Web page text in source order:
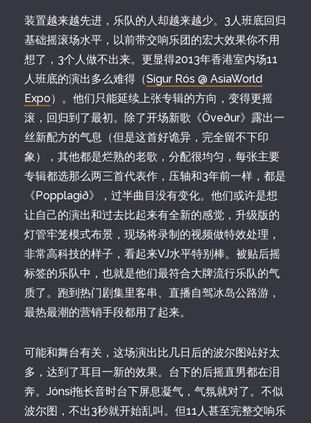
装置越来越先进，乐队的人却越来越少。3人班底回归
基础摇滚场水平，以前带交响乐团的宏大效果你不用
想了，3个人做不出来。更显得2013年香港室内场11
人班底的演出多么难得（Sigur Rós @ AsiaWorld
Expo）。他们只能延续上张专辑的方向，变得更摇
滚，回归到了最初。除了开场新歌《Óveður》露出一
丝新配方的气息（但是这首好诡异，完全留不下印
象），其他都是烂熟的老歌，分配很均匀，每张主要
专辑都选那么两三首代表作，压轴和3年前一样，都是
《Popplagið》，过半曲目没有变化。他们或许是想
让自己的演出和过去比起来有全新的感觉，升级版的
灯管牢笼模式布景，现场将录制的视频做特效处理，
非常高科技的样子，看起来VJ水平特别棒。被贴后摇
标签的乐队中，也就是他们最符合大牌流行乐队的气
质了。跑到热门剧集里客串、直播自驾冰岛公路游，
最热最潮的营销手段都用了起来。
可能和舞台有关，这场演出比几日后的波尔图站好太
多，达到了耳目一新的效果。台下的后摇直男都在泪
奔。Jónsi拖长音时台下屏息凝气，气氛就对了。不似
波尔图，不出3秒就开始乱叫。但11人甚至完整交响乐